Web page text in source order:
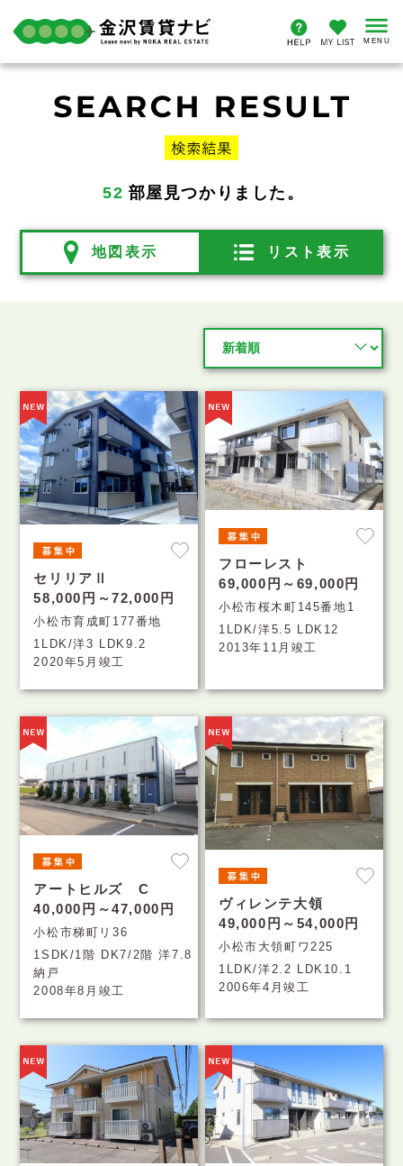
52 部屋見つかりました。
地図表示 リスト表示
セリリアⅡ
58,000円～72,000円
小松市育成町177番地
1LDK/洋3 LDK9.2
2020年5月竣工
フローレスト
69,000円～69,000円
小松市桜木町145番地1
1LDK/洋5.5 LDK12
2013年11月竣工
アートヒルズ C
40,000円～47,000円
小松市梯町リ36
1SDK/1階 DK7/2階 洋7.8
納戸
2008年8月竣工
ヴィレンテ大領
49,000円～54,000円
小松市大領町ワ225
1LDK/洋2.2 LDK10.1
2006年4月竣工